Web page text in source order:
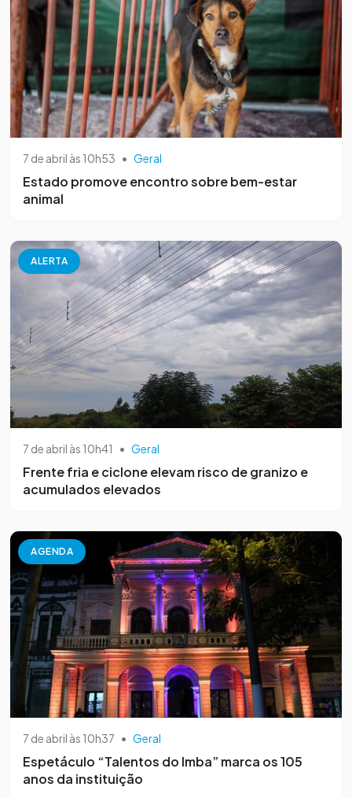
7 de abril às 10h53 • Geral
Estado promove encontro sobre bem-estar
animal
ALERTA
7 de abril às 10h41 • Geral
Frente fria e ciclone elevam risco de granizo e
acumulados elevados
AGENDA
7 de abril às 10h37 • Geral
Espetáculo “Talentos do Imba” marca os 105
anos da instituição